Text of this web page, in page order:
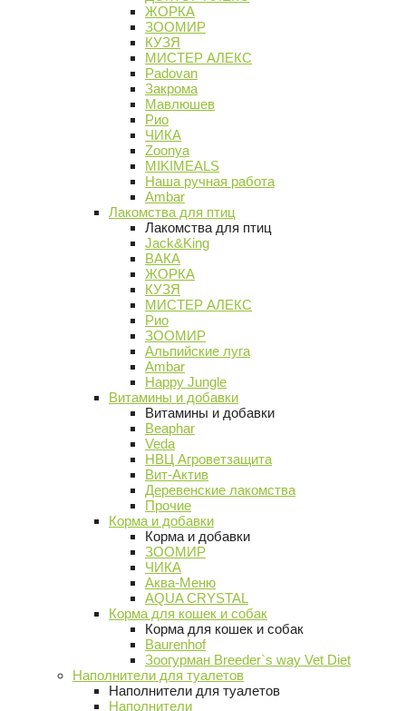
ЖОРКА
ЗООМИР
КУЗЯ
МИСТЕР АЛЕКС
Padovan
Закрома
Мавлюшев
Рио
ЧИКА
Zoonya
MIKIMEALS
Наша ручная работа
Ambar
Лакомства для птиц
Лакомства для птиц
Jack&King
ВАКА
ЖОРКА
КУЗЯ
МИСТЕР АЛЕКС
Рио
ЗООМИР
Альпийские луга
Ambar
Happy Jungle
Витамины и добавки
Витамины и добавки
Beaphar
Veda
НВЦ Агроветзащита
Вит-Актив
Деревенские лакомства
Прочие
Корма и добавки
Корма и добавки
ЗООМИР
ЧИКА
Аква-Меню
AQUA CRYSTAL
Корма для кошек и собак
Корма для кошек и собак
Baurenhof
Зоогурман Breeder`s way Vet Diet
Наполнители для туалетов
Наполнители для туалетов
Наполнители